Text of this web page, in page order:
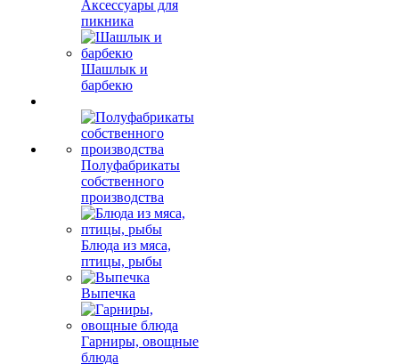
Аксессуары для
пикника
Шашлык и
барбекю
Полуфабрикаты
собственного
производства
Блюда из мяса,
птицы, рыбы
Выпечка
Гарниры, овощные
блюда